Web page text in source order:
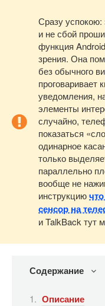
Сразу успокою:
и не сбой
функция
зрения. Она
без обычного
проговаривает
уведомления,
элементы
случайно,
показаться
одинарное
только
параллельно
вообще не
инструкцию
сенсор на
и TalkBack тут
Содержание
Описание